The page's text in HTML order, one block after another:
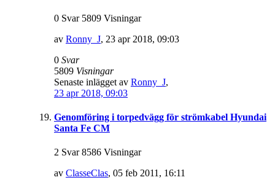
0 Svar 5809 Visningar
av Ronny_J, 23 apr 2018, 09:03
0 Svar
5809 Visningar
Senaste inlägget av Ronny_J,
23 apr 2018, 09:03
Genomföring i torpedvägg för strömkabel Hyundai
Santa Fe CM
2 Svar 8586 Visningar
av ClasseClas, 05 feb 2011, 16:11